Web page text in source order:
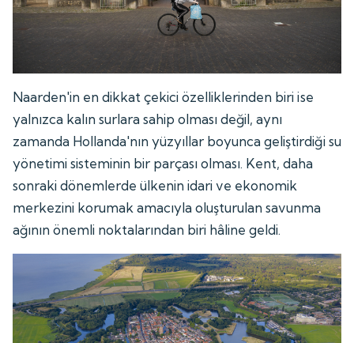
Naarden'in en dikkat çekici özelliklerinden biri ise
yalnızca kalın surlara sahip olması değil, aynı
zamanda Hollanda'nın yüzyıllar boyunca geliştirdiği su
yönetimi sisteminin bir parçası olması. Kent, daha
sonraki dönemlerde ülkenin idari ve ekonomik
merkezini korumak amacıyla oluşturulan savunma
ağının önemli noktalarından biri hâline geldi.